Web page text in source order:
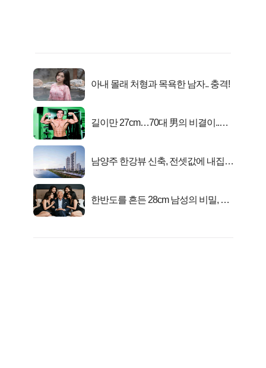
아내 몰래 처형과 목욕한 남자.. 충격!
길이만 27cm…70대 男의 비결이..충
남양주 한강뷰 신축, 전셋값에 내집마
한반도를 흔든 28cm 남성의 비밀, 매